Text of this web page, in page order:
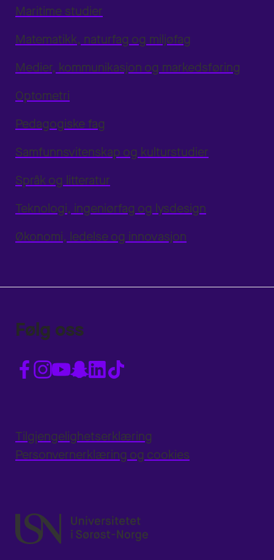
Maritime studier
Matematikk, naturfag og miljøfag
Medier, kommunikasjon og markedsføring
Optometri
Pedagogiske fag
Samfunnsvitenskap og kulturstudier
Språk og litteratur
Teknologi, ingeniørfag og lysdesign
Økonomi, ledelse og innovasjon
Følg oss
Tilgjengelighetserklæring
Personvernerklæring og cookies